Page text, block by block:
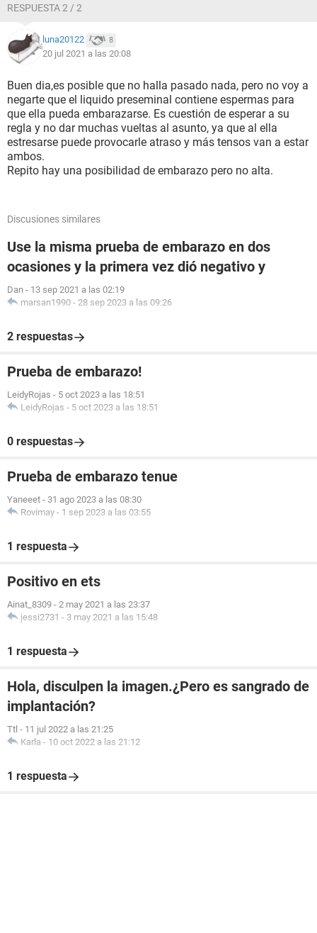
RESPUESTA 2 / 2
luna20122 8
20 jul 2021 a las 20:08
Buen dia,es posible que no halla pasado nada, pero no voy a
negarte que el liquido preseminal contiene espermas para
que ella pueda embarazarse. Es cuestión de esperar a su
regla y no dar muchas vueltas al asunto, ya que al ella
estresarse puede provocarle atraso y más tensos van a estar
ambos.
Repito hay una posibilidad de embarazo pero no alta.
Discusiones similares
Use la misma prueba de embarazo en dos
ocasiones y la primera vez dió negativo y
Dan - 13 sep 2021 a las 02:19
marsan1990 - 28 sep 2023 a las 09:26
2 respuestas
Prueba de embarazo!
LeidyRojas - 5 oct 2023 a las 18:51
LeidyRojas - 5 oct 2023 a las 18:51
0 respuestas
Prueba de embarazo tenue
Yaneeet - 31 ago 2023 a las 08:30
Rovimay - 1 sep 2023 a las 03:55
1 respuesta
Positivo en ets
Ainat_8309 - 2 may 2021 a las 23:37
jessi2731 - 3 may 2021 a las 15:48
1 respuesta
Hola, disculpen la imagen.¿Pero es sangrado de
implantación?
Ttl - 11 jul 2022 a las 21:25
Karla - 10 oct 2022 a las 21:12
1 respuesta